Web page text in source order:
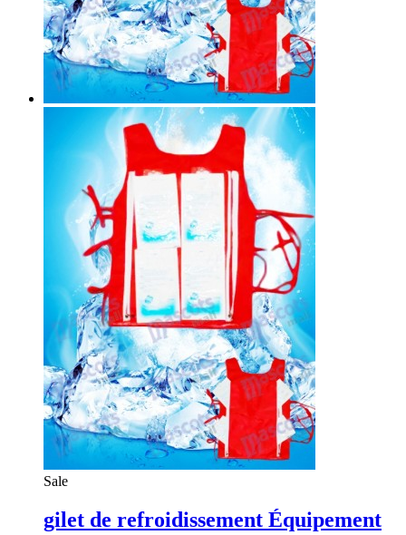
Sale
gilet de refroidissement Équipement